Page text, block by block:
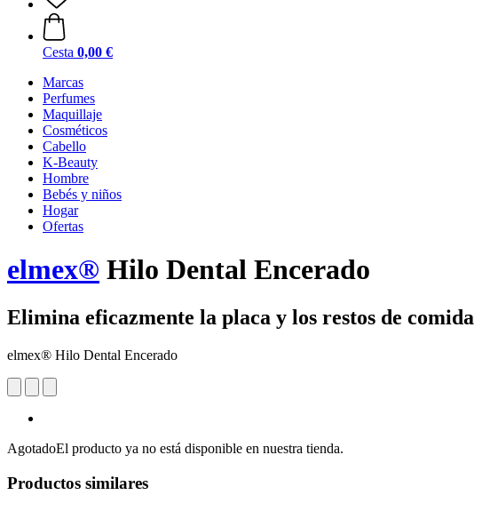
Cesta 0,00 €
Marcas
Perfumes
Maquillaje
Cosméticos
Cabello
K-Beauty
Hombre
Bebés y niños
Hogar
Ofertas
elmex® Hilo Dental Encerado
Elimina eficazmente la placa y los restos de comida
elmex® Hilo Dental Encerado
AgotadoEl producto ya no está disponible en nuestra tienda.
Productos similares